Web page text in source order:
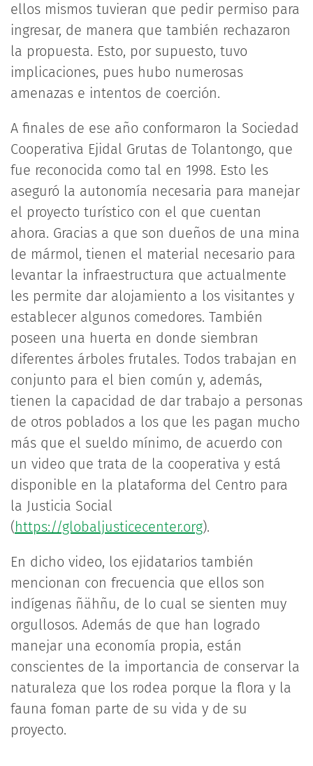
ellos mismos tuvieran que pedir permiso para
ingresar, de manera que también rechazaron
la propuesta. Esto, por supuesto, tuvo
implicaciones, pues hubo numerosas
amenazas e intentos de coerción.
A finales de ese año conformaron la Sociedad
Cooperativa Ejidal Grutas de Tolantongo, que
fue reconocida como tal en 1998. Esto les
aseguró la autonomía necesaria para manejar
el proyecto turístico con el que cuentan
ahora. Gracias a que son dueños de una mina
de mármol, tienen el material necesario para
levantar la infraestructura que actualmente
les permite dar alojamiento a los visitantes y
establecer algunos comedores. También
poseen una huerta en donde siembran
diferentes árboles frutales. Todos trabajan en
conjunto para el bien común y, además,
tienen la capacidad de dar trabajo a personas
de otros poblados a los que les pagan mucho
más que el sueldo mínimo, de acuerdo con
un video que trata de la cooperativa y está
disponible en la plataforma del Centro para
la Justicia Social
(https://globaljusticecenter.org).
En dicho video, los ejidatarios también
mencionan con frecuencia que ellos son
indígenas ñähñu, de lo cual se sienten muy
orgullosos. Además de que han logrado
manejar una economía propia, están
conscientes de la importancia de conservar la
naturaleza que los rodea porque la flora y la
fauna foman parte de su vida y de su
proyecto.